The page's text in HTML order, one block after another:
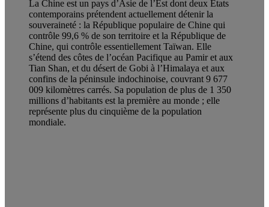
La Chine est un pays d’Asie de l’Est dont deux États
contemporains prétendent actuellement détenir la
souveraineté : la République populaire de Chine qui
contrôle 99,6 % de son territoire et la République de
Chine, qui contrôle essentiellement Taïwan. Elle
s’étend des côtes de l’océan Pacifique au Pamir et aux
Tian Shan, et du désert de Gobi à l’Himalaya et aux
confins de la péninsule indochinoise, couvrant 9 677
009 kilomètres carrés. Sa population de plus de 1 350
millions d’habitants est la première au monde ; elle
représente plus du cinquième de la population
mondiale.